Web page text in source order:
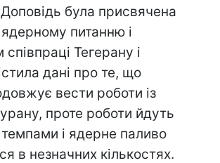
була присвячена
питанню і
співпраці Тегерану і
дані про те, що
вести роботи із
проте роботи йдуть
і ядерне паливо
в незначних кількостях.